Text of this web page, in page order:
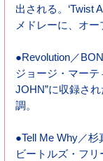
出される。‘Twist
メドレーに、オー
●Revolution／
ジョージ・マーテ
JOHN”に収録さ
調。
●Tell Me Why／杉
ビートルズ・フ